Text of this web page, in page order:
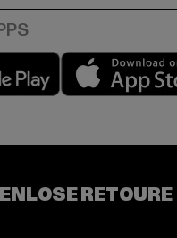
Play market
RETOURE